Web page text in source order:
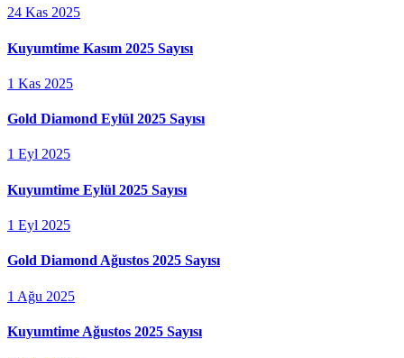
24 Kas 2025
Kuyumtime Kasım 2025 Sayısı
1 Kas 2025
Gold Diamond Eylül 2025 Sayısı
1 Eyl 2025
Kuyumtime Eylül 2025 Sayısı
1 Eyl 2025
Gold Diamond Ağustos 2025 Sayısı
1 Ağu 2025
Kuyumtime Ağustos 2025 Sayısı